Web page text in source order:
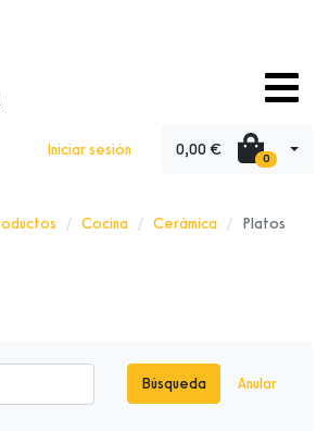
Iniciar sesión 0,00 € 0
Cocina Cerámica Platos
Búsqueda Anular